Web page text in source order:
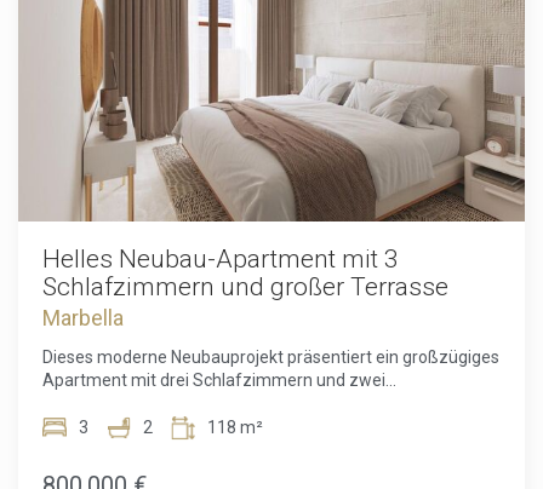
Helles Neubau-Apartment mit 3
Schlafzimmern und großer Terrasse
Marbella
Dieses moderne Neubauprojekt präsentiert ein großzügiges
Apartment mit drei Schlafzimmern und zwei
Wohnfläche ein komfortables und zeitgemäßes
eine weitläufige Terrasse von 66 Quadratmetern, die viel
3 2 118 m²